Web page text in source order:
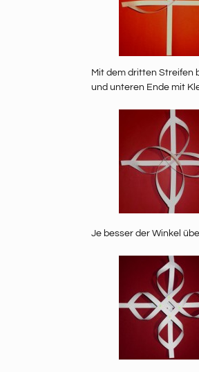
Mit dem dritten Streifen
und unteren Ende mit
Je besser der Winkel